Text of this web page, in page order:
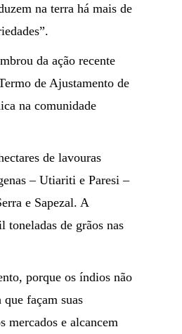
na terra há mais de
da ação recente
de Ajustamento de
na comunidade
de lavouras
– Utiariti e Paresi –
e Sapezal. A
toneladas de grãos nas
porque os índios não
façam suas
mercados e alcancem